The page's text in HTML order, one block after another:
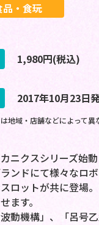
・食玩
1,980円(税込)
2017年10月23日
地域・店舗などによって異
ニクスシリーズ始動
ンドにて様々なロ
ロットが共に登場
ます。
動機構」、「呂号